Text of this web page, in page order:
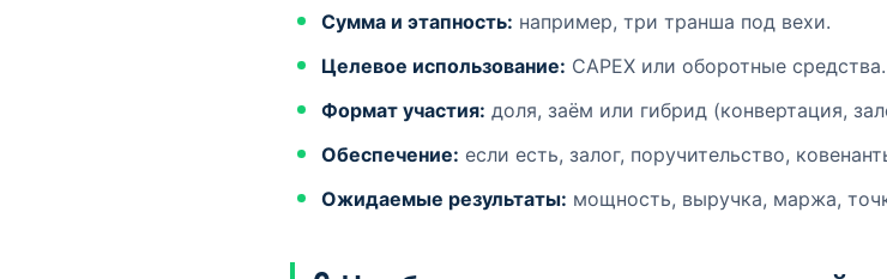
Сумма и этапность: например, три транша под вехи.
Целевое использование: CAPEX или оборотные средства.
Формат участия: доля, заём или гибрид (конвертация,
Обеспечение: если есть, залог, поручительство,
Ожидаемые результаты: мощность, выручка, маржа,